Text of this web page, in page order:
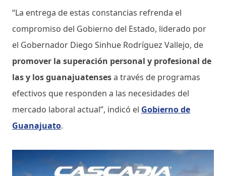
“La entrega de estas constancias refrenda el
compromiso del Gobierno del Estado, liderado por
el Gobernador Diego Sinhue Rodríguez Vallejo, de
promover la superación personal y profesional de
las y los guanajuatensesa través de programas
efectivos que responden a las necesidades del
mercado laboral actual”, indicó el Gobierno de
Guanajuato.